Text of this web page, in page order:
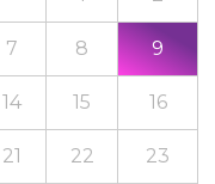
7 8 9
14 15 16
21 22 23